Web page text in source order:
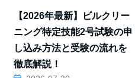
【2026年最新】ビルクリー
ニング特定技能2号試験の申
し込み方法と受験の流れを
徹底解説！